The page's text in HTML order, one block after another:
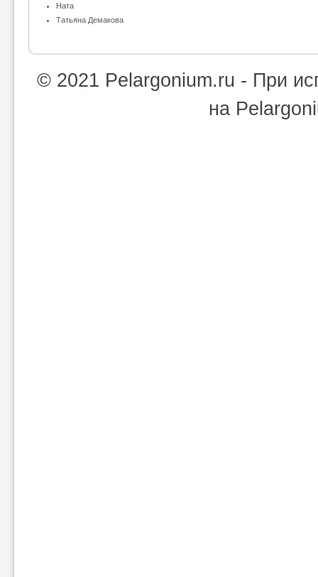
Ната
Татьяна Демакова
© 2021 Pelargonium.ru - При
на